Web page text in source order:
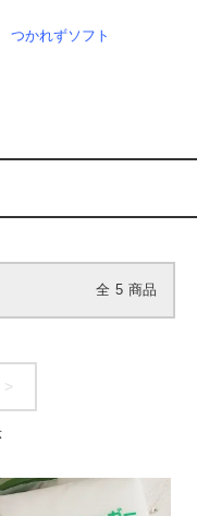
つかれずソフト
全 5 商品
>